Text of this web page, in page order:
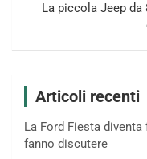
La piccola Jeep
Articoli recenti
La Ford Fiesta
fanno discutere